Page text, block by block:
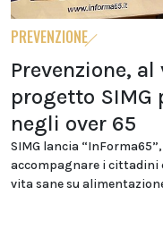
PREVENZIONE
Prevenzione,
progetto SIMG
negli over 65
SIMG lancia
accompagnare i cittadini
vita sane su